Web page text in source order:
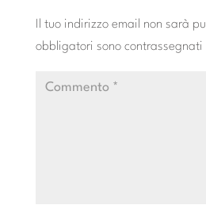
Il tuo indirizzo email non sarà
obbligatori sono contrassegnati